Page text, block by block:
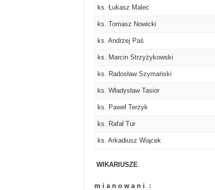
ks. Łukasz Malec
ks. Tomasz Nowicki
ks. Andrzej Paś
ks. Marcin Strzyżykowski
ks. Radosław Szymański
ks. Władysław Tasior
ks. Paweł Terzyk
ks. Rafał Tur
ks. Arkadiusz Wiącek
WIKARIUSZE
m i a n o w a n i :